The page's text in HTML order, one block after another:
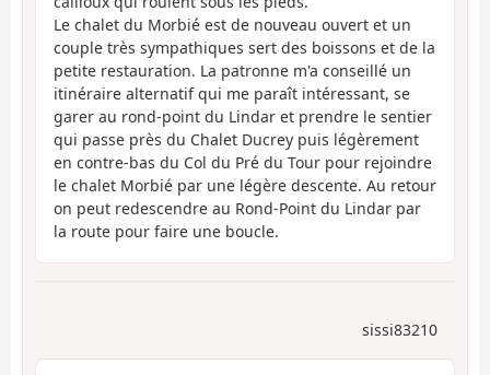
Le chalet du Morbié est de nouveau ouvert et un
couple très sympathiques sert des boissons et de la
petite restauration. La patronne m'a conseillé un
itinéraire alternatif qui me paraît intéressant, se
garer au rond-point du Lindar et prendre le sentier
qui passe près du Chalet Ducrey puis légèrement
en contre-bas du Col du Pré du Tour pour rejoindre
le chalet Morbié par une légère descente. Au retour
on peut redescendre au Rond-Point du Lindar par
la route pour faire une boucle.
sissi83210